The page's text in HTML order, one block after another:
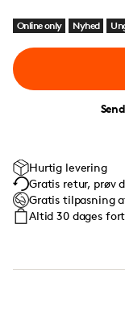
Online only Nyhed
Hurtig levering
Gratis retur, prøv
Gratis tilpasning
Altid 30 dages